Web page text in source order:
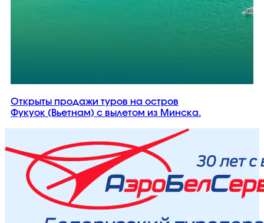
Открыты продажи туров на остров
Фукуок (Вьетнам) с вылетом из Минска.